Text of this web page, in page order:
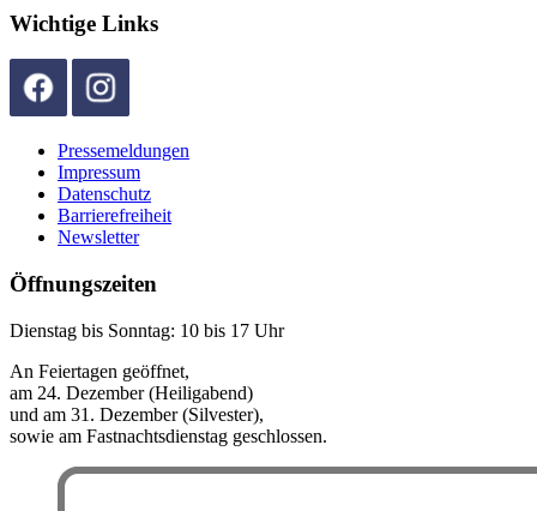
Wichtige Links
Pressemeldungen
Impressum
Datenschutz
Barrierefreiheit
Newsletter
Öffnungszeiten
Dienstag bis Sonntag: 10 bis 17 Uhr
An Feiertagen geöffnet,
am 24. Dezember (Heiligabend)
und am 31. Dezember (Silvester),
sowie am Fastnachtsdienstag geschlossen.